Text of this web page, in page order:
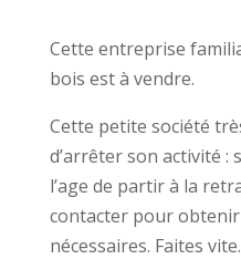
Cette entreprise
bois est à vendre.
Cette petite société
d’arrêter son activité
l’age de partir à la
contacter pour
nécessaires. Faites